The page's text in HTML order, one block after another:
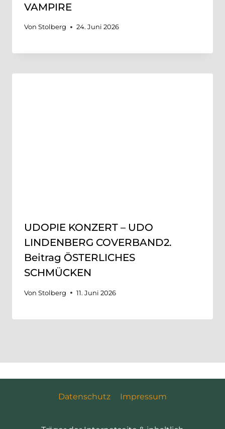
VAMPIRE
Von Stolberg 24. Juni 2026
UDOPIE KONZERT – UDO
LINDENBERG COVERBAND2.
Beitrag ÖSTERLICHES
SCHMÜCKEN
Von Stolberg 11. Juni 2026
Datenschutz Impressum